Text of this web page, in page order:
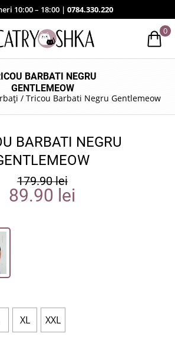
10:00 – 18:00 | 0784.330.220
0
BARBATI NEGRU
GENTLEMEOW
/ Tricou Barbati Negru Gentlemeow
BARBATI NEGRU
179.90lei
89.90 lei
XL XXL